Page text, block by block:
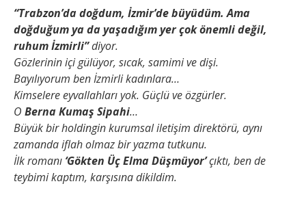
“Trabzon’da doğdum, İzmir’de büyüdüm. Ama
doğduğum ya da yaşadığım yer çok önemli değil,
ruhum İzmirli”diyor.
Gözlerinin içi gülüyor, sıcak, samimi ve dişi.
Bayılıyorum ben İzmirli kadınlara…
Kimselere eyvallahları yok. Güçlü ve özgürler.
O Berna Kumaş Sipahi…
Büyük bir holdingin kurumsal iletişim direktörü, aynı
zamanda iflah olmaz bir yazma tutkunu.
İlk romanı ‘Gökten Üç Elma Düşmüyor’çıktı, ben de
teybimi kaptım, karşısına dikildim.